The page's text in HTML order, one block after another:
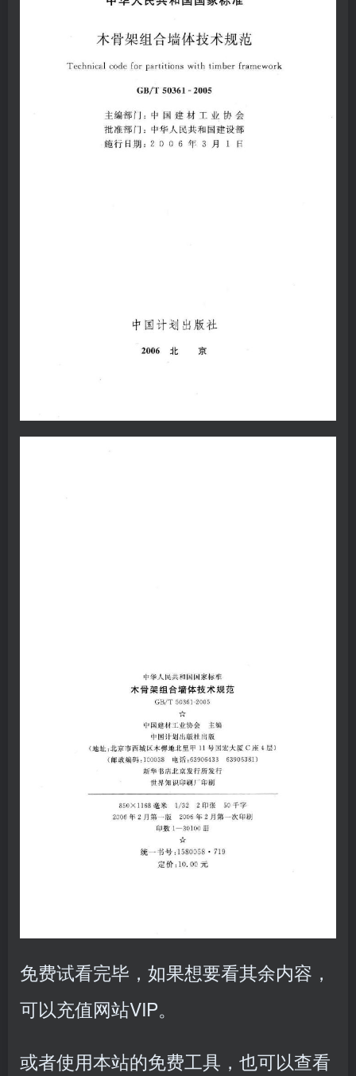
免费试看完毕，如果想要看其余内容，
可以充值网站VIP。
或者使用本站的免费工具，也可以查看